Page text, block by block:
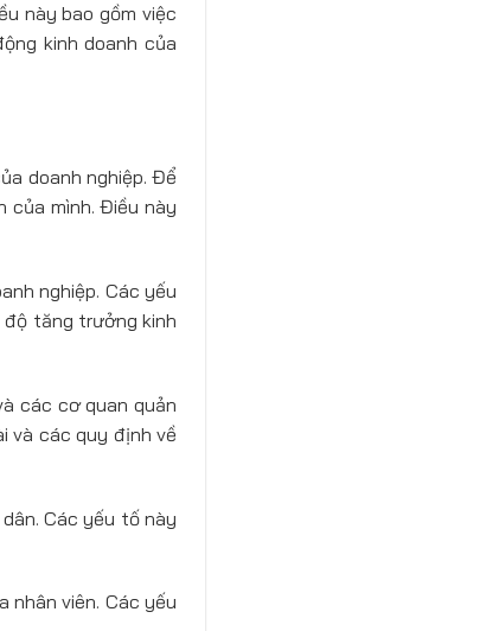
này bao gồm việc
kinh doanh của
doanh nghiệp. Để
của mình. Điều này
nghiệp. Các yếu
tăng trưởng kinh
các cơ quan quản
và các quy định về
Các yếu tố này
nhân viên. Các yếu